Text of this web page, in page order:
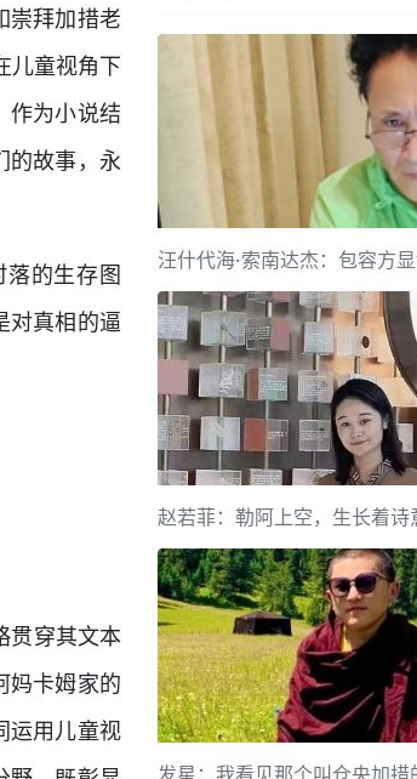
崇拜加措老
儿童视角下
作为小说结
故事，永
的生存图
对真相的逼
贯穿其文本
妈卡姆家的
运用儿童视